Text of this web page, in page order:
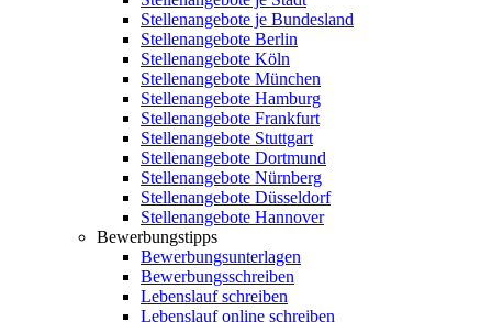
Stellenangebote je Bundesland
Stellenangebote Berlin
Stellenangebote Köln
Stellenangebote München
Stellenangebote Hamburg
Stellenangebote Frankfurt
Stellenangebote Stuttgart
Stellenangebote Dortmund
Stellenangebote Nürnberg
Stellenangebote Düsseldorf
Stellenangebote Hannover
Bewerbungstipps
Bewerbungsunterlagen
Bewerbungsschreiben
Lebenslauf schreiben
Lebenslauf online schreiben